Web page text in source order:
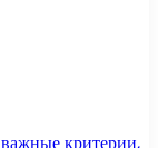
критерии,